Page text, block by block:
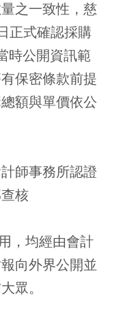
之一致性，慈
正式確認採購
時公開資訊範
保密條款前提
額與單價依公
師事務所認證
核
，均經由會計
向外界公開並
眾。